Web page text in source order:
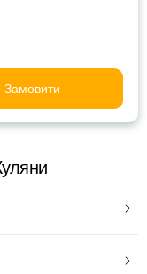
Замовити